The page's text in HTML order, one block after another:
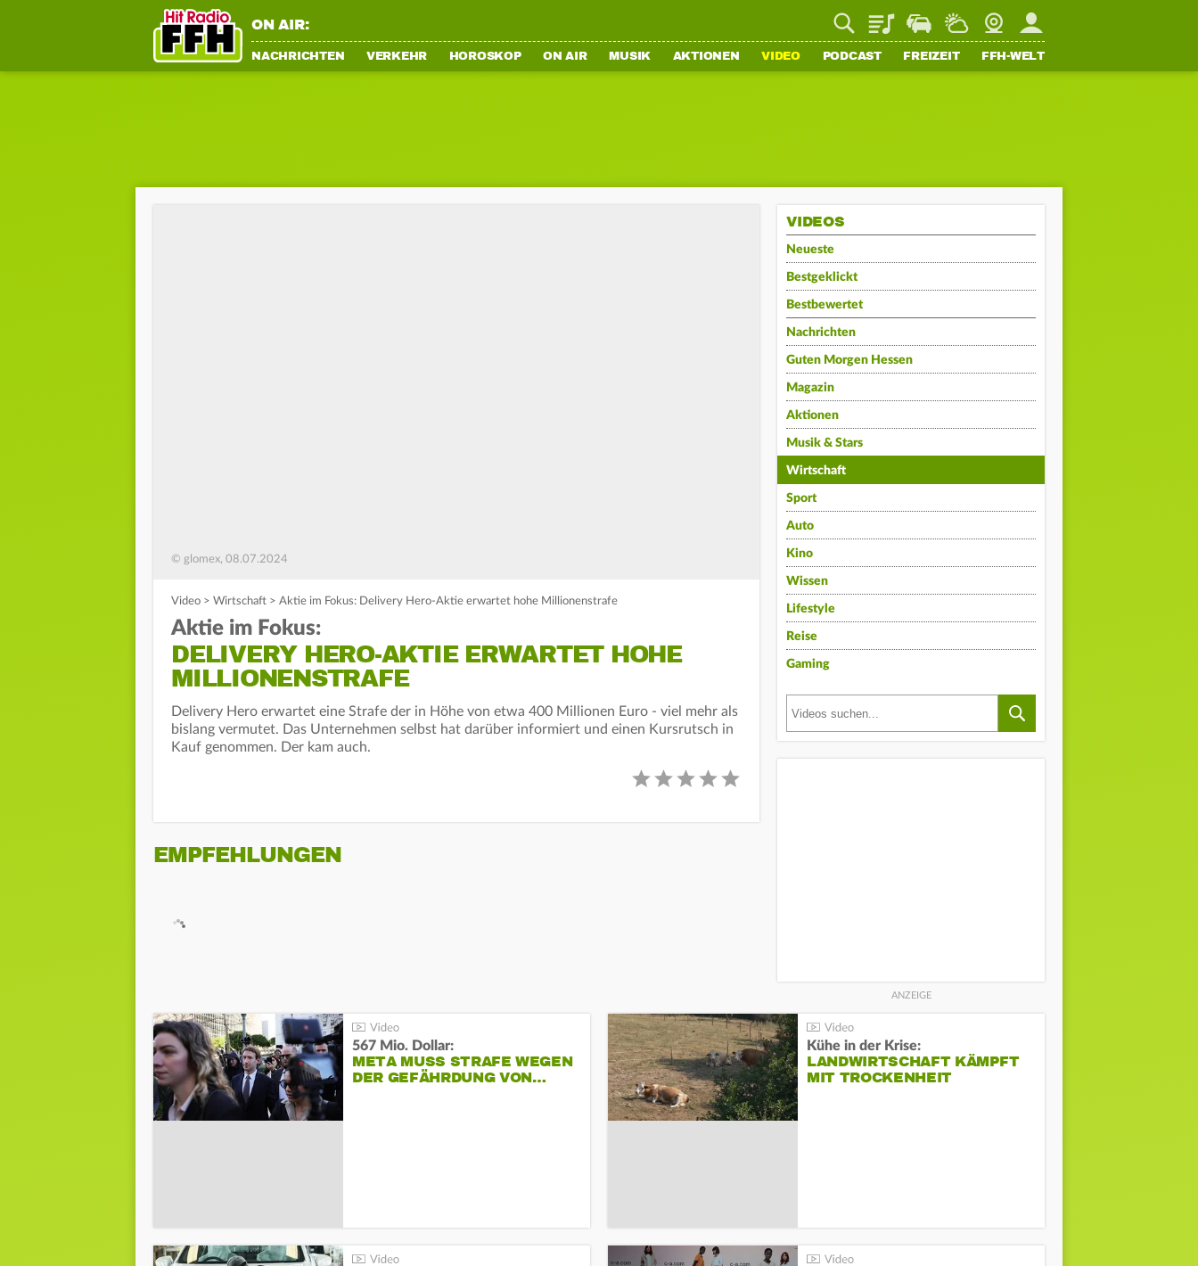
ON AIR: PlaylistStaupilotWetterWebcamMein FFH
NACHRICHTEN VERKEHR HOROSKOP ON AIR MUSIK AKTIONEN VIDEO PODCAST FREIZEIT FFH-WELT
© glomex, 08.07.2024
Video > Wirtschaft > Aktie im Fokus: Delivery Hero-Aktie erwartet hohe Millionenstrafe
Aktie im Fokus:
DELIVERY HERO-AKTIE ERWARTET HOHE
MILLIONENSTRAFE
Delivery Hero erwartet eine Strafe der in Höhe von etwa 400 Millionen Euro - viel mehr als
bislang vermutet. Das Unternehmen selbst hat darüber informiert und einen Kursrutsch in
Kauf genommen. Der kam auch.
EMPFEHLUNGEN
VIDEOS
Neueste
Bestgeklickt
Bestbewertet
Nachrichten
Guten Morgen Hessen
Magazin
Aktionen
Musik & Stars
Wirtschaft
Sport
Auto
Kino
Wissen
Lifestyle
Reise
Gaming
567 Mio. Dollar:
META MUSS STRAFE WEGEN
DER GEFÄHRDUNG VON…
Kühe in der Krise:
LANDWIRTSCHAFT KÄMPFT
MIT TROCKENHEIT